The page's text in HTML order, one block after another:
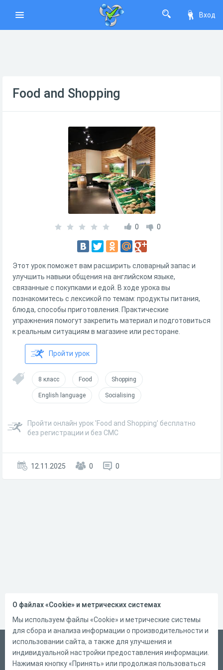
Вход
Food and Shopping
0 0
Этот урок поможет вам расширить словарный запас и
улучшить навыки общения на английском языке,
связанные с покупками и едой. В ходе урока вы
познакомитесь с лексикой по темам: продукты питания,
блюда, способы приготовления. Практические
упражнения помогут закрепить материал и подготовиться
к реальным ситуациям в магазине или ресторане.
Пройти урок
8 класс Food Shopping
English language Socialising
Пройти онлайн урок 'Food and Shopping' бесплатно
без регистрации и без СМС
12.11.2025 0 0
Русский
Справка
О файлах «Cookie» и метрических системах
Мы используем файлы «Cookie» и метрические системы
для сбора и анализа информации о производительности и
использовании сайта, а также для улучшения и
индивидуальной настройки предоставления информации.
Нажимая кнопку «Принять» или продолжая пользоваться